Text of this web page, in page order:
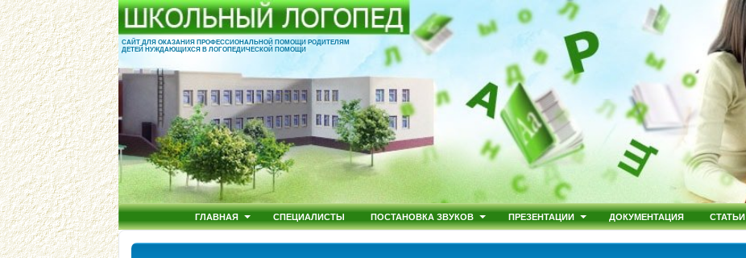
САЙТ ДЛЯ ОКАЗАНИЯ ПРОФЕССИОНАЛЬНОЙ ПОМОЩИ РОДИТЕЛЯМ
ДЕТЕЙ НУЖДАЮЩИХСЯ В ЛОГОПЕДИЧЕСКОЙ ПОМОЩИ
ГЛАВНАЯ СПЕЦИАЛИСТЫ ПОСТАНОВКА ЗВУКОВ ПРЕЗЕНТАЦИИ ДОКУМЕНТАЦИЯ СТАТЬИ